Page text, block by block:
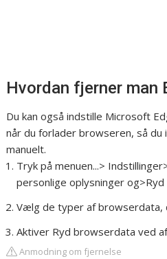
Hvordan fjerner man
Du kan også indstille Microsoft
når du forlader browseren, så
manuelt.
Tryk på menuen...>
personlige oplysninger
Vælg de typer af browserdata,
Aktiver Ryd browserdata ved
Anmodning om fjernelse